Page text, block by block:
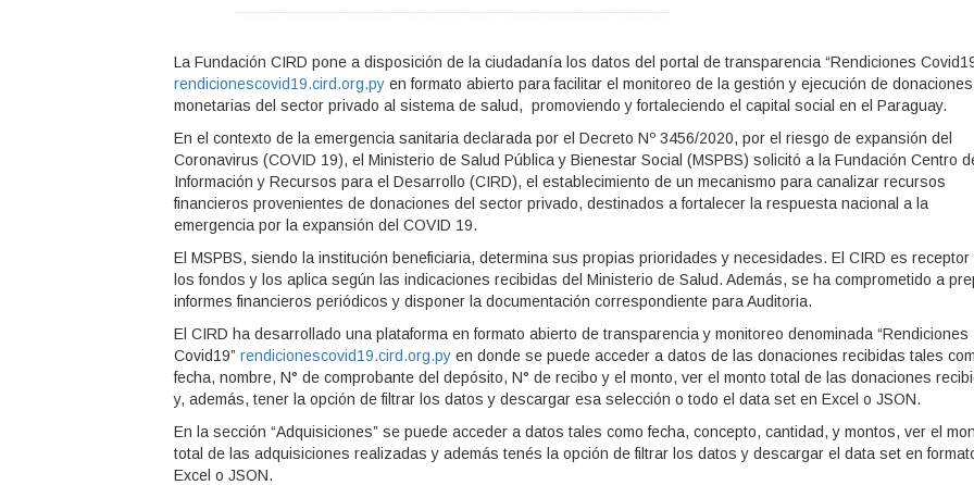
La Fundación CIRD pone a disposición de la ciudadanía los datos del portal de transparencia “Rendiciones
rendicionescovid19.cird.org.py en formato abierto para facilitar el monitoreo de la gestión y ejecución de donaciones
monetarias del sector privado al sistema de salud, promoviendo y fortaleciendo el capital social en el Paraguay.
En el contexto de la emergencia sanitaria declarada por el Decreto Nº 3456/2020, por el riesgo de expansión del
Coronavirus (COVID 19), el Ministerio de Salud Pública y Bienestar Social (MSPBS) solicitó a la Fundación Centro
Información y Recursos para el Desarrollo (CIRD), el establecimiento de un mecanismo para canalizar recursos
financieros provenientes de donaciones del sector privado, destinados a fortalecer la respuesta nacional a la
emergencia por la expansión del COVID 19.
El MSPBS, siendo la institución beneficiaria, determina sus propias prioridades y necesidades. El CIRD es receptor
los fondos y los aplica según las indicaciones recibidas del Ministerio de Salud. Además, se ha comprometido a
informes financieros periódicos y disponer la documentación correspondiente para Auditoria.
El CIRD ha desarrollado una plataforma en formato abierto de transparencia y monitoreo denominada “Rendiciones
Covid19” rendicionescovid19.cird.org.py en donde se puede acceder a datos de las donaciones recibidas tales
fecha, nombre, N° de comprobante del depósito, N° de recibo y el monto, ver el monto total de las donaciones
y, además, tener la opción de filtrar los datos y descargar esa selección o todo el data set en Excel o JSON.
En la sección “Adquisiciones” se puede acceder a datos tales como fecha, concepto, cantidad, y montos, ver el
total de las adquisiciones realizadas y además tenés la opción de filtrar los datos y descargar el data set en
Excel o JSON.